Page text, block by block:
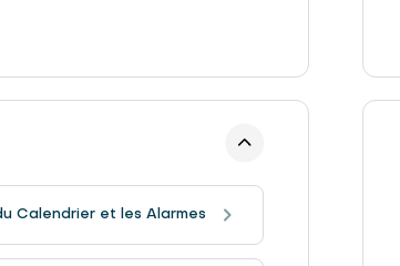
Calendrier et les Alarmes